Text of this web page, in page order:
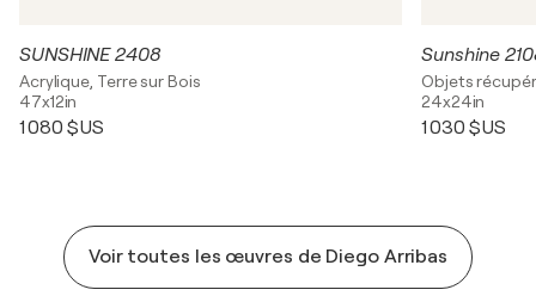
SUNSHINE 2408
Acrylique, Terre sur Bois
47x12in
1 080 $US
Sunshine
Objets
24x24in
1 030 $US
Voir toutes les œuvres de Diego Arribas